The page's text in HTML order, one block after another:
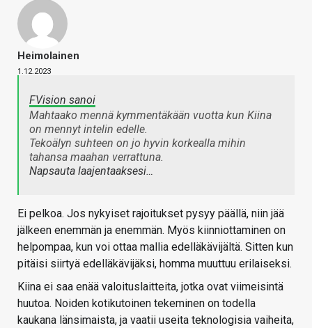
Heimolainen
1.12.2023
FVision sanoi
Mahtaako mennä kymmentäkään vuotta kun Kiina
on mennyt intelin edelle.
Tekoälyn suhteen on jo hyvin korkealla mihin
tahansa maahan verrattuna.
Napsauta laajentaaksesi…
Ei pelkoa. Jos nykyiset rajoitukset pysyy päällä, niin jää
jälkeen enemmän ja enemmän. Myös kiinniottaminen on
helpompaa, kun voi ottaa mallia edelläkävijältä. Sitten kun
pitäisi siirtyä edelläkävijäksi, homma muuttuu erilaiseksi.
Kiina ei saa enää valoituslaitteita, jotka ovat viimeisintä
huutoa. Noiden kotikutoinen tekeminen on todella
kaukana länsimaista, ja vaatii useita teknologisia vaiheita,